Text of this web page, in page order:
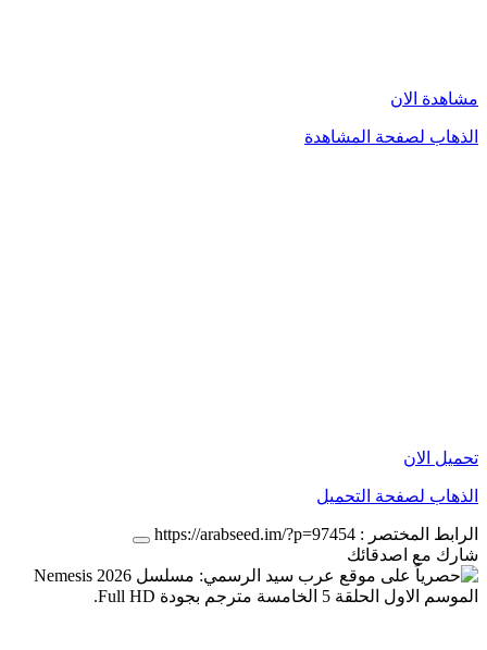
مشاهدة الان
الذهاب لصفحة المشاهدة
تحميل الان
الذهاب لصفحة التحميل
الرابط المختصر : https://arabseed.im/?p=97454
شارك مع اصدقائك